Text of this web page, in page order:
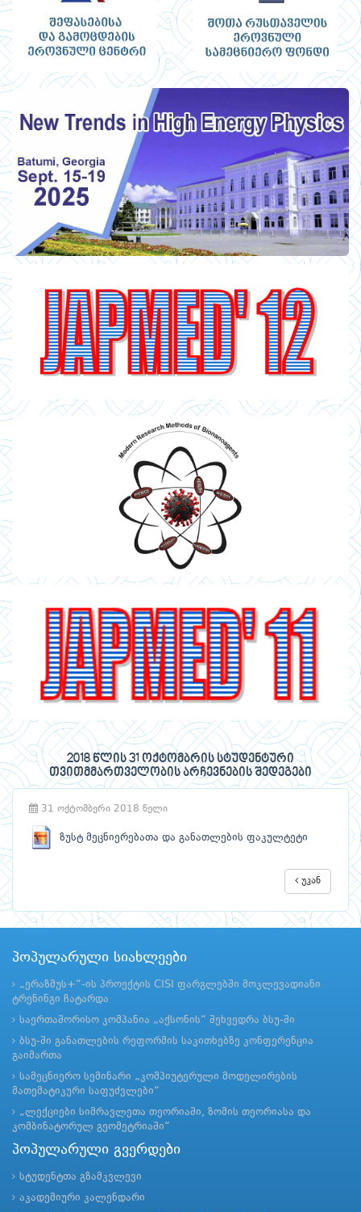
2018 წლის 31 ოქტომბრის სტუდენტური
თვითმმართველობის არჩევნების შედეგები
31 ოქტომბერი 2018 წელი
ზუსტ მეცნიერებათა და განათლების ფაკულტეტი
უკან
პოპულარული სიახლეები
„ერაზმუს+“-ის პროექტის CISI ფარგლებში მოკლევადიანი
ტრენინგი ჩატარდა
საერთაშორისო კომპანია „აქსონის“ შეხვედრა ბსუ-ში
ბსუ-ში განათლების რეფორმის საკითხებზე კონფერენცია
გაიმართა
სამეცნიერო სემინარი „კომპიუტერული მოდელირების
მათემატიკური საფუძვლები“
„ლექციები სიმრავლეთა თეორიაში, ზომის თეორიასა და
კომბინატორულ გეომეტრიაში“
პოპულარული გვერდები
სტუდენტთა გზამკვლევი
აკადემიური კალენდარი